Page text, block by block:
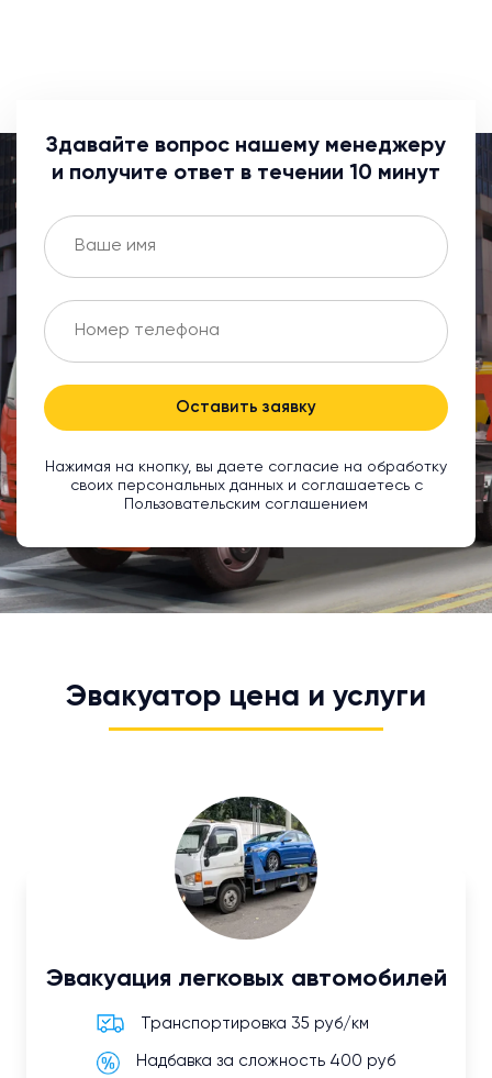
Здавайте вопрос нашему менеджеру
и получите ответ в течении 10 минут
Оставить заявку
Нажимая на кнопку, вы даете согласие на обработку
своих персональных данных и соглашаетесь с
Пользовательским соглашением
Эвакуатор цена и услуги
Эвакуация легковых автомобилей
Транспортировка 35 руб/км
Надбавка за сложность 400 руб